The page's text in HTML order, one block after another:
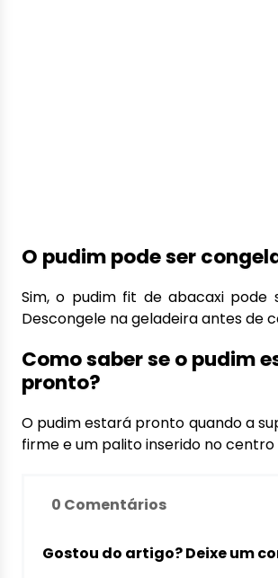
O pudim pode ser
Sim, o pudim fit de abacaxi pode
Descongele na geladeira antes de
Como saber se o pudim
pronto?
O pudim estará pronto quando a
firme e um palito inserido no centro
0 Comentários
Gostou do artigo? Deixe um